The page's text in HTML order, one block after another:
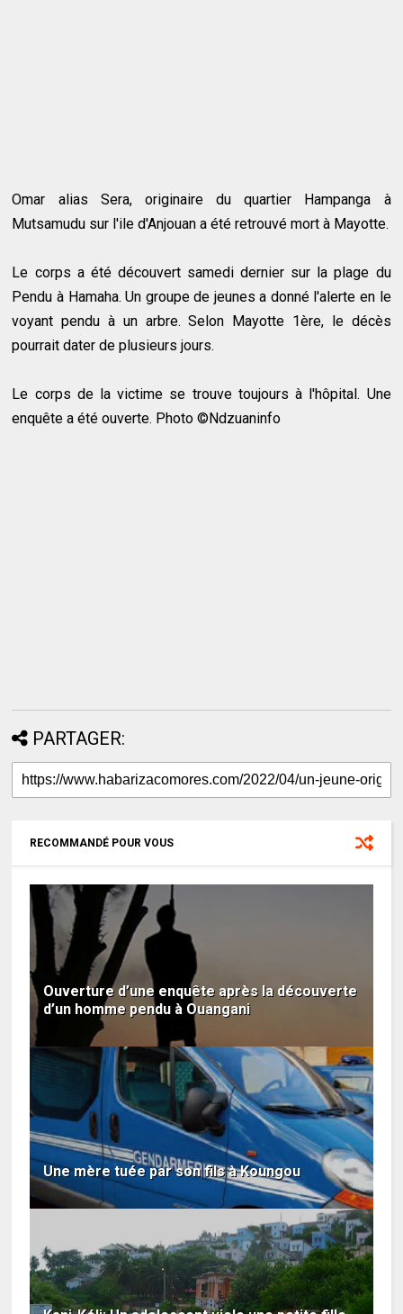
Omar alias Sera, originaire du quartier Hampanga à
Mutsamudu sur l'ile d'Anjouan a été retrouvé mort à Mayotte.
Le corps a été découvert samedi dernier sur la plage du
Pendu à Hamaha. Un groupe de jeunes a donné l'alerte en le
voyant pendu à un arbre. Selon Mayotte 1ère, le décès
pourrait dater de plusieurs jours.
Le corps de la victime se trouve toujours à l'hôpital. Une
enquête a été ouverte. Photo ©Ndzuaninfo
PARTAGER:
RECOMMANDÉ POUR VOUS
Ouverture d’une enquête après la découverte
d’un homme pendu à Ouangani
Une mère tuée par son fils à Koungou